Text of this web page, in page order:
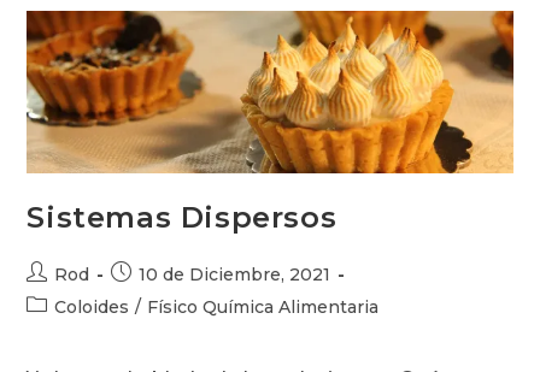
Sistemas Dispersos
Autor
de
Rod
Publicación
10 de Diciembre, 2021
Categoría
Coloides / Físico Química Alimentaria